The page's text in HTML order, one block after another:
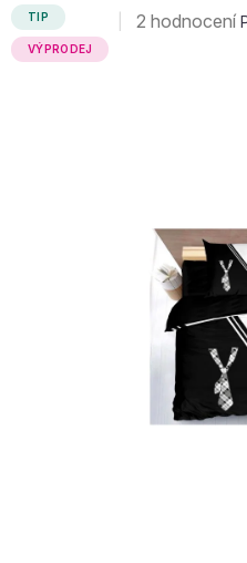
TIP
VÝPRODEJ
Průměrné
2 hodnocení